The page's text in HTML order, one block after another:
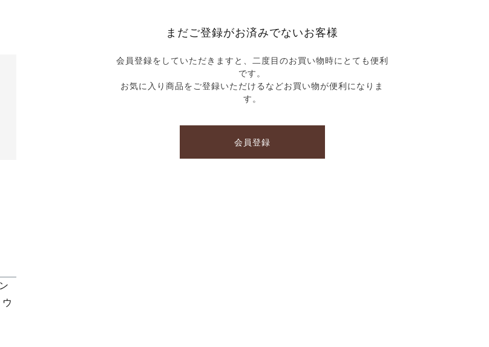
まだご登録がお済みでないお客様
会員登録をしていただきますと、二度目のお買い物時にとても便利
です。
お気に入り商品をご登録いただけるなどお買い物が便利になりま
す。
会員登録